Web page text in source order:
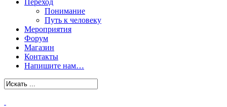
Переход
Понимание
Путь к человеку
Мероприятия
Форум
Магазин
Контакты
Напишите нам…